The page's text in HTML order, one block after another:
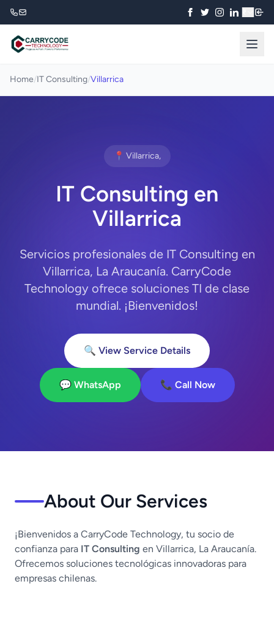
Home/IT Consulting/Villarrica
📍 Villarrica,
IT Consulting en
Villarrica
Servicios profesionales de IT Consulting en
Villarrica, La Araucanía. CarryCode
Technology ofrece soluciones TI de clase
mundial. ¡Bienvenidos!
🔍 View Service Details
💬 WhatsApp 📞 Call Now
About Our Services
¡Bienvenidos a CarryCode Technology, tu socio de
confianza para IT Consulting en Villarrica, La Araucanía.
Ofrecemos soluciones tecnológicas innovadoras para
empresas chilenas.